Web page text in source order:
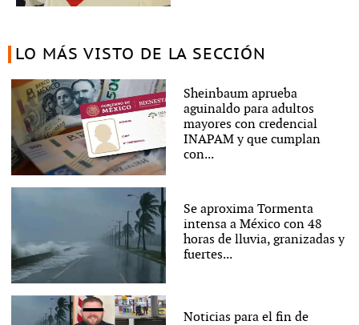
LO MÁS VISTO DE LA SECCIÓN
Sheinbaum aprueba
aguinaldo para adultos
mayores con credencial
INAPAM y que cumplan
con...
Se aproxima Tormenta
intensa a México con 48
horas de lluvia, granizadas y
fuertes...
Noticias para el fin de